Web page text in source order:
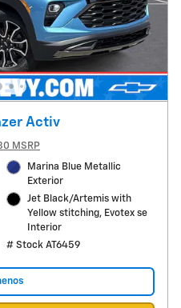
Activ
MSRP
Marina Blue Metallic
Exterior
Jet Black/Artemis with
Yellow stitching, Evotex se
Interior
# Stock AT6459